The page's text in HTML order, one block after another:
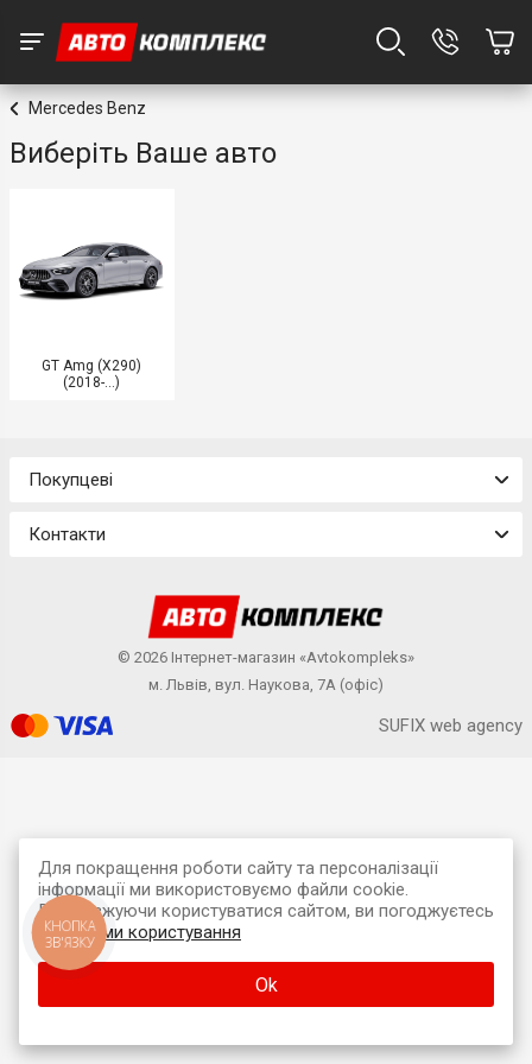
Mercedes Benz
Виберіть Ваше авто
GT Amg (X290)
(2018-...)
Покупцеві
Контакти
© 2026 Інтернет-магазин «Avtokompleks»
м. Львів, вул. Наукова, 7А (офіс)
SUFIX web agency
Для покращення роботи сайту та персоналізації
інформації ми використовуємо файли cookie.
Продовжуючи користуватися сайтом, ви погоджуєтесь
зумовами користування
Ok
КНОПКА
ЗВ'ЯЗКУ